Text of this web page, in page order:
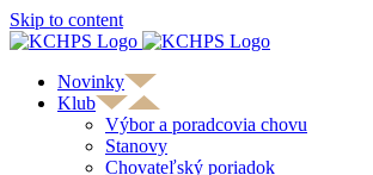
Skip to content
Novinky
Klub
Výbor a poradcovia chovu
Stanovy
Chovateľský poriadok